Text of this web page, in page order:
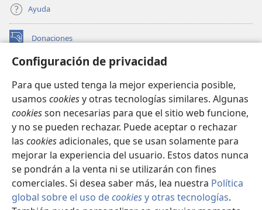
Configuración de privacidad
Para que usted tenga la mejor experiencia posible,
usamos cookiesy otras tecnologías similares. Algunas
cookiesson necesarias para que el sitio web funcione,
y no se pueden rechazar. Puede aceptar o rechazar
las cookiesadicionales, que se usan solamente para
mejorar la experiencia del usuario. Estos datos nunca
se pondrán a la venta ni se utilizarán con fines
comerciales. Si desea saber más, lea nuestra Política
global sobre el uso decookiesy otras tecnologías.
Ayuda
Donaciones
(abre
nueva BIBLIOTECA EN LÍNEA Watchtower™
una
nueva
ventana)
JW Hub
(abre
una
nueva
ventana)
JW Library
Watchtower Library